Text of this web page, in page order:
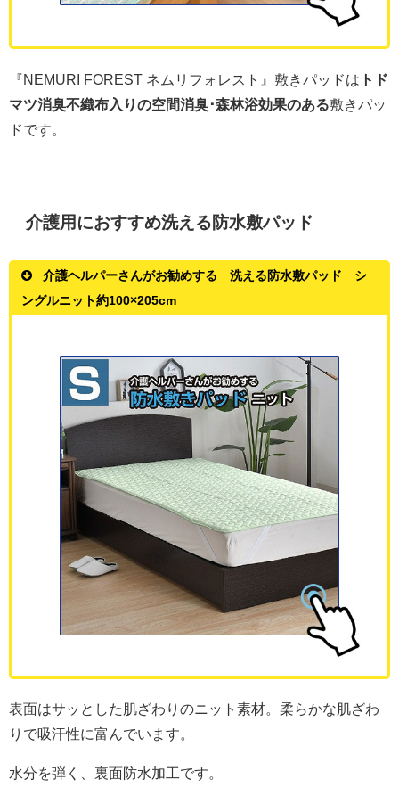
『NEMURI FOREST ネムリフォレスト』敷きパッドは トド
マツ消臭不織布入りの空間消臭･森林浴効果のある敷きパッ
ドです。
介護用におすすめ洗える防水敷パッド
介護ヘルパーさんがお勧めする 洗える防水敷パッド シ
ングルニット約100×205cm
表面はサッとした肌ざわりのニット素材。柔らかな肌ざわ
りで吸汗性に富んでいます。
水分を弾く、裏面防水加工です。